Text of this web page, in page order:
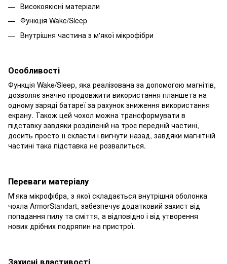
Високоякісні матеріали
Функція Wake/Sleep
Внутрішня частина з м'якої мікрофібри
Особливості
Функція Wake/Sleep, яка реалізована за допомогою магнітів,
дозволяє значно продовжити використання планшета на
одному заряді батареї за рахунок зниження використання
екрану. Також цей чохол можна трансформувати в
підставку завдяки розділеній на троє передній частині,
досить просто її скласти і вигнути назад, завдяки магнітній
частині така підставка не розвалиться.
Переваги матеріалу
М'яка мікрофібра, з якої складається внутрішня оболонка
чохла ArmorStandart, забезпечує додатковий захист від
попадання пилу та сміття, а відповідно і від утворення
нових дрібних подряпин на пристрої.
Захисні властивості